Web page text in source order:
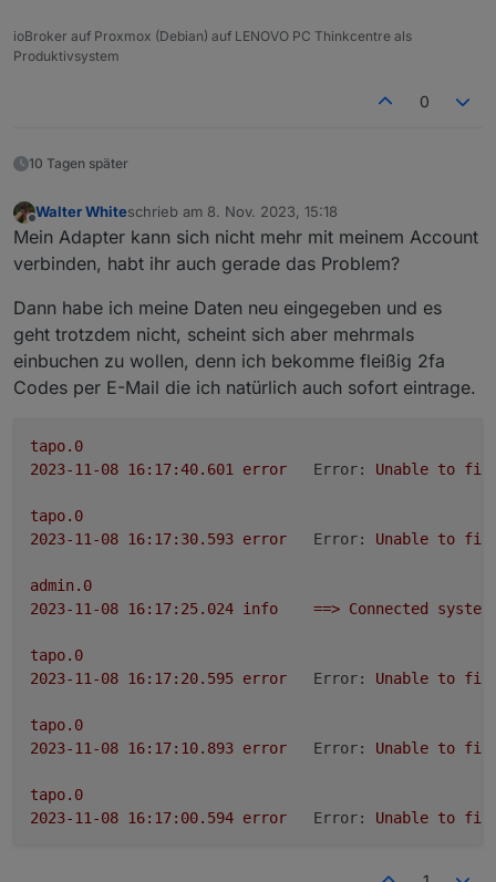
manuell die IP gesetzt wird.
tapo.0.id.ip
tapo.0.id
Motion Detection funktioniert mit Stream User und
Minimum Node v14 muss installiert sein, sonst
Repo auswählen:
Loginablauf:
Die Tapo App Zugangsdaten eingeben
Steuern
tapo.0.id.remote auf true setzen steuert den
ioBroker auf Proxmox (Debian) auf LENOVO PC Thinkcentre als
Produktivsystem
0
10 Tagen später
Offline
Walter Whiteschrieb am 8. Nov. 2023, 15:18
zuletzt editiert von
Mein Adapter kann sich nicht mehr mit meinem Account
verbinden, habt ihr auch gerade das Problem?
Dann habe ich meine Daten neu eingegeben und es
geht trotzdem nicht, scheint sich aber mehrmals
einbuchen zu wollen, denn ich bekomme fleißig 2fa
Codes per E-Mail die ich natürlich auch sofort eintrage.
tapo.0
error Error: Unable to
tapo.0
error Error: Unable to
admin.0
info ==> Connected
tapo.0
error Error: Unable to
tapo.0
error Error: Unable to
tapo.0
error Error: Unable to